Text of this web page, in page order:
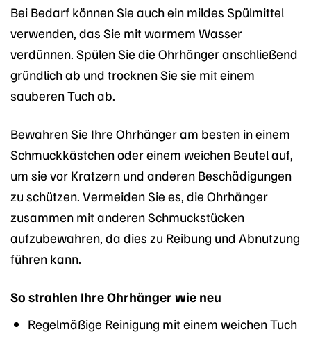
Bei Bedarf können Sie auch ein mildes Spülmittel
verwenden, das Sie mit warmem Wasser
verdünnen. Spülen Sie die Ohrhänger anschließend
gründlich ab und trocknen Sie sie mit einem
sauberen Tuch ab.
Bewahren Sie Ihre Ohrhänger am besten in einem
Schmuckkästchen oder einem weichen Beutel auf,
um sie vor Kratzern und anderen Beschädigungen
zu schützen. Vermeiden Sie es, die Ohrhänger
zusammen mit anderen Schmuckstücken
aufzubewahren, da dies zu Reibung und Abnutzung
führen kann.
So strahlen Ihre Ohrhänger wie neu
Regelmäßige Reinigung mit einem weichen Tuch